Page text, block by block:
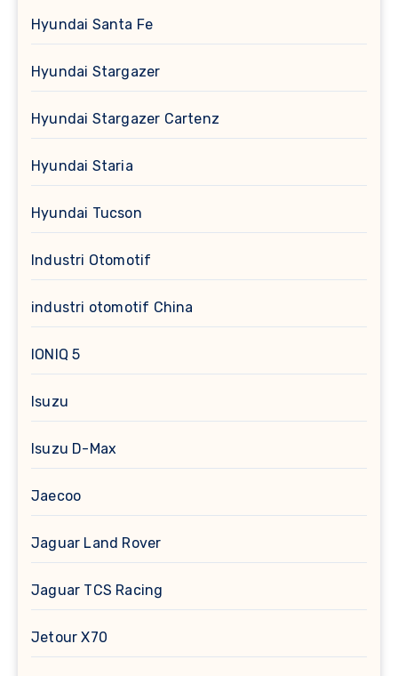
Hyundai Santa Fe
Hyundai Stargazer
Hyundai Stargazer Cartenz
Hyundai Staria
Hyundai Tucson
Industri Otomotif
industri otomotif China
IONIQ 5
Isuzu
Isuzu D-Max
Jaecoo
Jaguar Land Rover
Jaguar TCS Racing
Jetour X70